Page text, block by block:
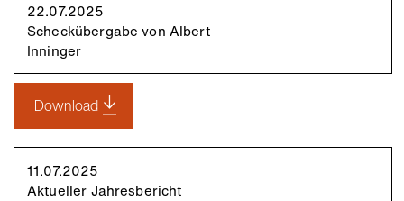
22.07.2025
Scheckübergabe von Albert
Inninger
Download
11.07.2025
Aktueller Jahresbericht